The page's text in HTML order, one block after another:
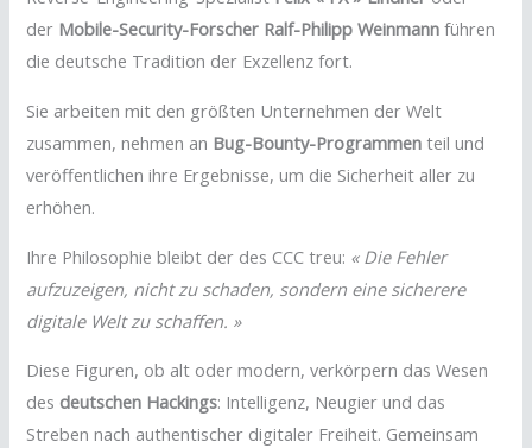
der Mobile-Security-Forscher Ralf-Philipp Weinmann führen
die deutsche Tradition der Exzellenz fort.
Sie arbeiten mit den größten Unternehmen der Welt
zusammen, nehmen an Bug-Bounty-Programmen teil und
veröffentlichen ihre Ergebnisse, um die Sicherheit aller zu
erhöhen.
Ihre Philosophie bleibt der des CCC treu: « Die Fehler
aufzuzeigen, nicht zu schaden, sondern eine sicherere
digitale Welt zu schaffen. »
Diese Figuren, ob alt oder modern, verkörpern das Wesen
des deutschen Hackings: Intelligenz, Neugier und das
Streben nach authentischer digitaler Freiheit. Gemeinsam